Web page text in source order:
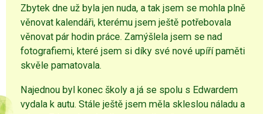
Zbytek dne už byla jen nuda, a tak jsem se mohla plně
věnovat kalendáři, kterému jsem ještě potřebovala
věnovat pár hodin práce. Zamýšlela jsem se nad
fotografiemi, které jsem si díky své nové upíří paměti
skvěle pamatovala.
Najednou byl konec školy a já se spolu s Edwardem
vydala k autu. Stále ještě jsem měla skleslou náladu a